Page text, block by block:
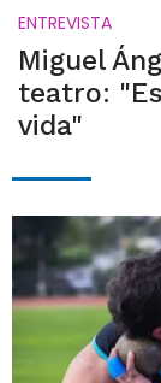
ENTREVISTA
Miguel
teatro:
vida"